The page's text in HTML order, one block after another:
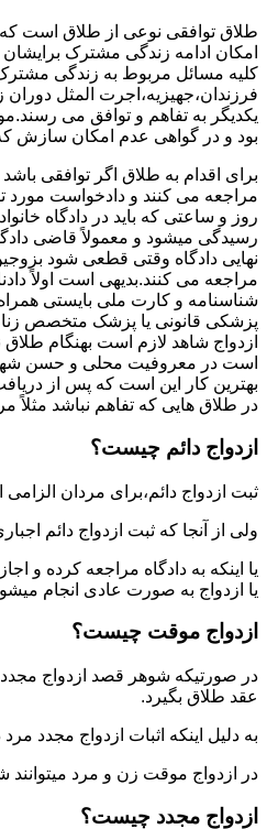
طلاق توافقی نوعی از طلاق است که
امکان ادامه زندگی مشترک
کلیه مسائل مربوط به زندگی
فرزندان،جهیزیه،اجرت المثل
یکدیگر به تفاهم و توافق می
بود و در گواهی عدم امکان سازش
برای اقدام به طلاق اگر توافقی
مراجعه می کنند و دادخواست مورد
روز و ساعتی که باید در دادگاه
رسیدگی میشود و معمولاً قاضی
نهایی دادگاه وقتی قطعی شود
مراجعه می کنند.بدیهی است اولاً
شناسنامه و کارت ملی بایستی
پزشکی قانونی یا پزشک متخصص زنان
ازدواج شاهد لازم است بهنگام
است در معروفیت محلی و حسن شهرت
بهترین کار این است که پس از
در طلاق هایی که تفاهم نباشد
ازدواج دائم چیست؟
ثبت ازدواج دائم،برای مردان
ولی از آنجا که ثبت ازدواج دائم
یا اینکه به دادگاه مراجعه کرده و
یا ازدواج به صورت عادی انجام
ازدواج موقت چیست؟
در صورتیکه شوهر قصد ازدواج
عقد طلاق بگیرد.
به دلیل اینکه اثبات ازدواج مجدد
در ازدواج موقت زن و مرد میتوانند
ازدواج مجدد چیست؟